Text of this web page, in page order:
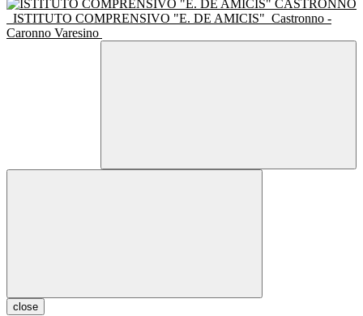
ISTITUTO COMPRENSIVO "E. DE AMICIS" Castronno -
Caronno Varesino
close